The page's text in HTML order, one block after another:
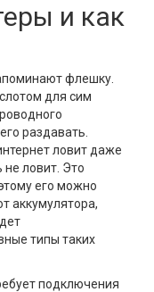
и как
флешку.
для сим
раздавать.
ловит даже
не ловит. Это
его можно
аккумулятора,
типы таких
подключения